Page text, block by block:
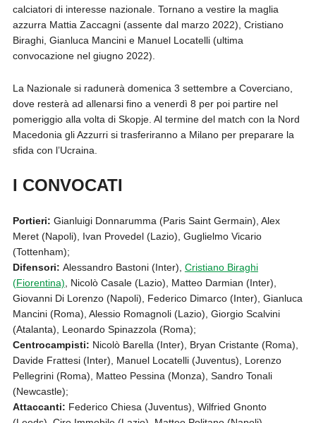
calciatori di interesse nazionale. Tornano a vestire la maglia
azzurra Mattia Zaccagni (assente dal marzo 2022), Cristiano
Biraghi, Gianluca Mancini e Manuel Locatelli (ultima
convocazione nel giugno 2022).
La Nazionale si radunerà domenica 3 settembre a Coverciano,
dove resterà ad allenarsi fino a venerdì 8 per poi partire nel
pomeriggio alla volta di Skopje. Al termine del match con la Nord
Macedonia gli Azzurri si trasferiranno a Milano per preparare la
sfida con l’Ucraina.
I CONVOCATI
Portieri: Gianluigi Donnarumma (Paris Saint Germain), Alex
Meret (Napoli), Ivan Provedel (Lazio), Guglielmo Vicario
(Tottenham);
Difensori: Alessandro Bastoni (Inter), Cristiano Biraghi
(Fiorentina) , Nicolò Casale (Lazio), Matteo Darmian (Inter),
Giovanni Di Lorenzo (Napoli), Federico Dimarco (Inter), Gianluca
Mancini (Roma), Alessio Romagnoli (Lazio), Giorgio Scalvini
(Atalanta), Leonardo Spinazzola (Roma);
Centrocampisti: Nicolò Barella (Inter), Bryan Cristante (Roma),
Davide Frattesi (Inter), Manuel Locatelli (Juventus), Lorenzo
Pellegrini (Roma), Matteo Pessina (Monza), Sandro Tonali
(Newcastle);
Attaccanti: Federico Chiesa (Juventus), Wilfried Gnonto